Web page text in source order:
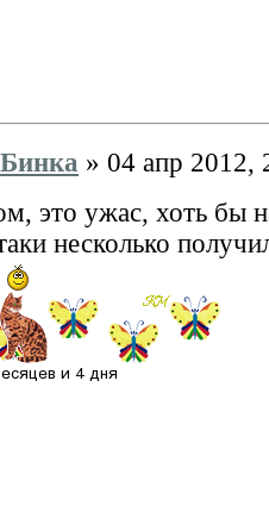
» 04 апр 2012,
это ужас, хоть бы
несколько